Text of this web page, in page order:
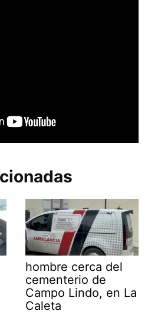
hombre cerca del
cementerio de
Campo Lindo, en La
Caleta